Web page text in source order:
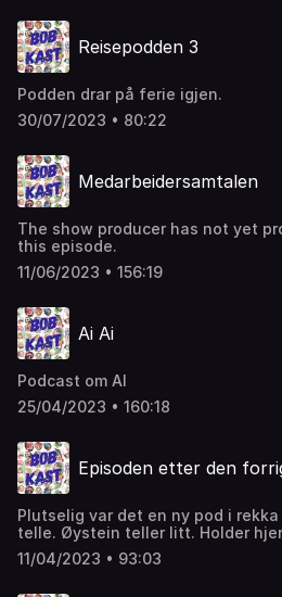
Reisepodden 3
Podden drar på ferie igjen.
30/07/2023 • 80:22
Medarbeidersamtalen
The show producer has not yet
this episode.
11/06/2023 • 156:19
Ai Ai
Podcast om AI
25/04/2023 • 160:18
Episoden etter den
Plutselig var det en ny pod i
telle. Øystein teller litt. Holder
11/04/2023 • 93:03